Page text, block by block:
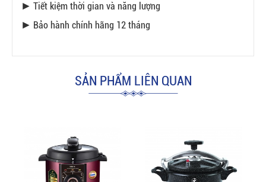
► Tiết kiệm thời gian và năng lượng
► Bảo hành chính hãng 12 tháng
SẢN PHẨM LIÊN QUAN